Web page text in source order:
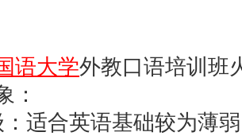
语大学外教口语培训班
：
：适合英语基础较为薄